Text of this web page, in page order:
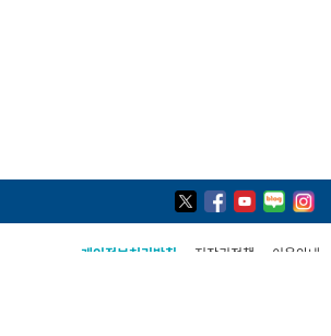
개인정보처리방침 저작권정책 이용안내